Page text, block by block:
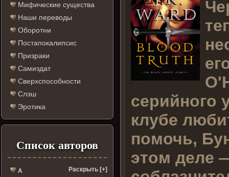
Мифические существа
Наши переводы
Оборотни
Постапокалипсис
Призраки
Самиздат
Сверхспособности
Слэш
Эротика
Список авторов
А Раскрыть [+]
серийного
клубе
помочь,
этом деле